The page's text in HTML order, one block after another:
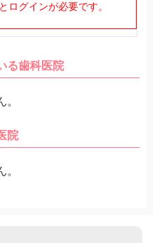
ログインが必要です。
る歯科医院
院